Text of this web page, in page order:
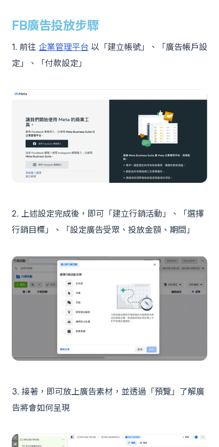
FB廣告投放步驟
1. 前往 企業管理平台 以「建立帳號」、「廣告帳戶設
定」、「付款設定」
2. 上述設定完成後，即可「建立行銷活動」、「選擇
行銷目標」、「設定廣告受眾、投放金額、期間」
3. 接著，即可放上廣告素材，並透過「預覽」了解廣
告將會如何呈現